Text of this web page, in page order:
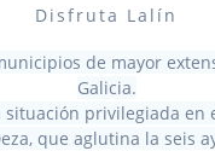
Disfruta Lalín
de mayor
Galicia.
privilegiada en
que aglutina la seis